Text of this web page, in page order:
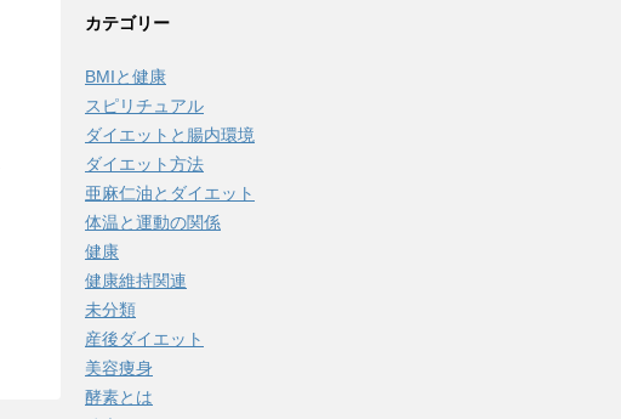
カテゴリー
BMIと健康
スピリチュアル
ダイエットと腸内環境
ダイエット方法
亜麻仁油とダイエット
体温と運動の関係
健康
健康維持関連
未分類
産後ダイエット
美容痩身
酵素とは